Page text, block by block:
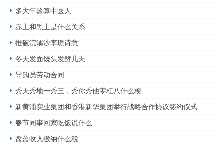
多大年龄算中医人
赤土和黑土是什么关系
推破浣溪沙李璟诗意
冬天发面馒头发酵几天
导购员劳动合同
秀天秀地一秀三，秀你秀他零杠八什么梗
新黄浦实业集团和香港新华集团举行战略合作协议签约仪式
春节同事回家吃饭说什么
盘盈收入缴纳什么税